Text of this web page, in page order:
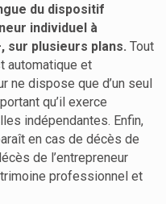
du dispositif
individuel à
sur plusieurs plans. Tout
automatique et
ne dispose que d’un seul
qu’il exerce
indépendantes. Enfin,
en cas de décès de
de l’entrepreneur
professionnel et